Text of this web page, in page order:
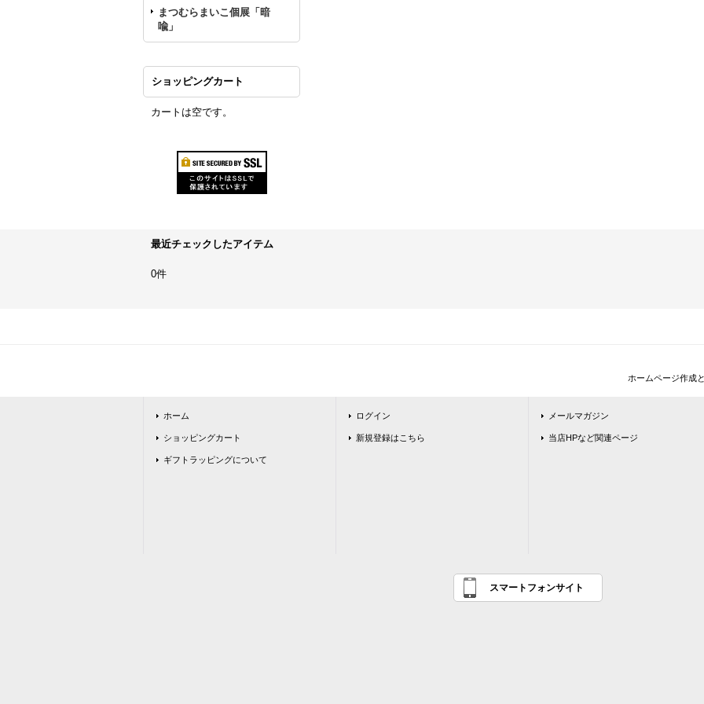
まつむらまいこ個展「暗
喩」
ショッピングカート
カートは空です。
最近チェックしたアイテム
0件
ホームページ作成
ホーム
ショッピングカート
ギフトラッピングについて
ログイン
新規登録はこちら
メールマガジン
当店HPなど関連ページ
スマートフォンサイト